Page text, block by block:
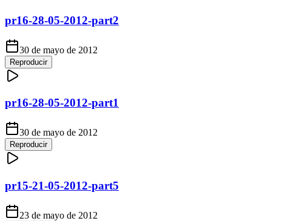
pr16-28-05-2012-part2
30 de mayo de 2012
Reproducir
pr16-28-05-2012-part1
30 de mayo de 2012
Reproducir
pr15-21-05-2012-part5
23 de mayo de 2012